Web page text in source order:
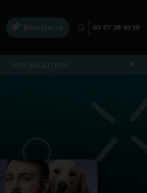
Billetterie 03 27 38 01 10
×
INFO BILLETTERIE